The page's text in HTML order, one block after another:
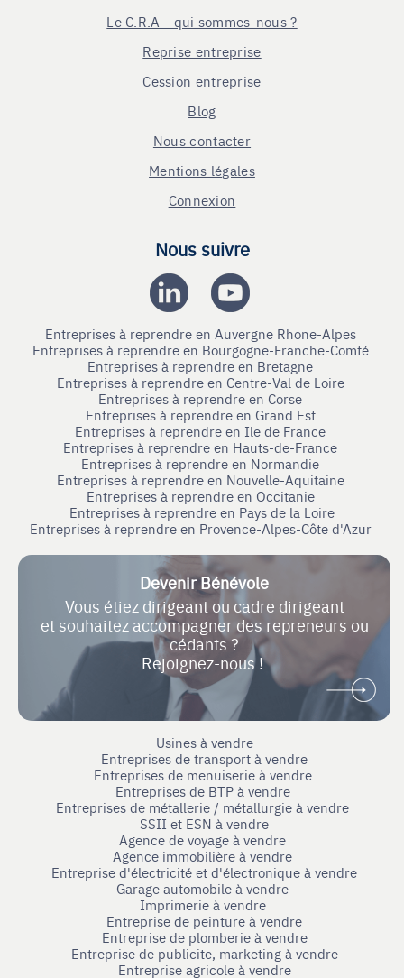
Le C.R.A - qui sommes-nous ?
Reprise entreprise
Cession entreprise
Blog
Nous contacter
Mentions légales
Connexion
Nous suivre
Entreprises à reprendre en Auvergne Rhone-Alpes
Entreprises à reprendre en Bourgogne-Franche-Comté
Entreprises à reprendre en Bretagne
Entreprises à reprendre en Centre-Val de Loire
Entreprises à reprendre en Corse
Entreprises à reprendre en Grand Est
Entreprises à reprendre en Ile de France
Entreprises à reprendre en Hauts-de-France
Entreprises à reprendre en Normandie
Entreprises à reprendre en Nouvelle-Aquitaine
Entreprises à reprendre en Occitanie
Entreprises à reprendre en Pays de la Loire
Entreprises à reprendre en Provence-Alpes-Côte d'Azur
Devenir Bénévole
Vous étiez dirigeant ou cadre dirigeant
et souhaitez accompagner des repreneurs ou
cédants ?
Rejoignez-nous !
Usines à vendre
Entreprises de transport à vendre
Entreprises de menuiserie à vendre
Entreprises de BTP à vendre
Entreprises de métallerie / métallurgie à vendre
SSII et ESN à vendre
Agence de voyage à vendre
Agence immobilière à vendre
Entreprise d'électricité et d'électronique à vendre
Garage automobile à vendre
Imprimerie à vendre
Entreprise de peinture à vendre
Entreprise de plomberie à vendre
Entreprise de publicite, marketing à vendre
Entreprise agricole à vendre